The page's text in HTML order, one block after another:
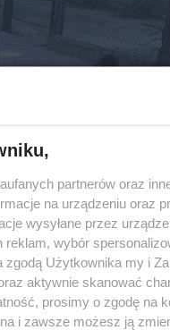
partnerów oraz
na urządzeniu oraz
wysyłane przez
reklam, wybór
zgodą Użytkownika my i
aktywnie skanować
prosimy o zgodę na
i zawsze możesz ją